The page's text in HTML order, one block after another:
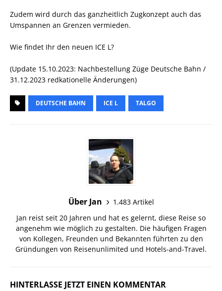
Zudem wird durch das ganzheitlich Zugkonzept auch das
Umspannen an Grenzen vermieden.
Wie findet Ihr den neuen ICE L?
(Update 15.10.2023: Nachbestellung Züge Deutsche Bahn /
31.12.2023 redkationelle Änderungen)
DEUTSCHE BAHN ICE L TALGO
Über Jan
1.483 Artikel
Jan reist seit 20 Jahren und hat es gelernt, diese Reise so
angenehm wie möglich zu gestalten. Die häufigen Fragen
von Kollegen, Freunden und Bekannten führten zu den
Gründungen von Reisenunlimited und Hotels-and-Travel.
HINTERLASSE JETZT EINEN KOMMENTAR